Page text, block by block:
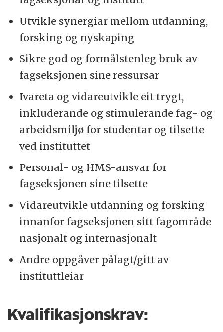
Utvikle synergiar mellom utdanning,
forsking og nyskaping
Sikre god og formålstenleg bruk av
fagseksjonen sine ressursar
Ivareta og vidareutvikle eit trygt,
inkluderande og stimulerande fag- og
arbeidsmiljø for studentar og tilsette
ved instituttet
Personal- og HMS-ansvar for
fagseksjonen sine tilsette
Vidareutvikle utdanning og forsking
innanfor fagseksjonen sitt fagområde
nasjonalt og internasjonalt
Andre oppgåver pålagt/gitt av
instituttleiar
Kvalifikasjonskrav: